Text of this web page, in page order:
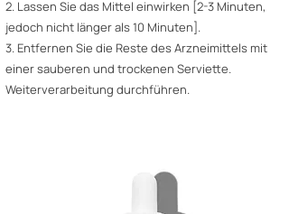
2. Lassen Sie das Mittel einwirken [2-3 Minuten,
jedoch nicht länger als 10 Minuten].
3. Entfernen Sie die Reste des Arzneimittels mit
einer sauberen und trockenen Serviette.
Weiterverarbeitung durchführen.